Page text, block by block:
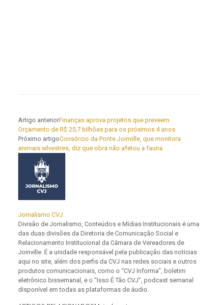
Artigo anteriorFinanças aprova projetos que preveem
Orçamento de R$ 25,7 bilhões para os próximos 4 anos
Próximo artigoConsórcio da Ponte Joinville, que monitora
animais silvestres, diz que obra não afetou a fauna
Jornalismo CVJ
Divisão de Jornalismo, Conteúdos e Mídias Institucionais é uma
das duas divisões da Diretoria de Comunicação Social e
Relacionamento Institucional da Câmara de Vereadores de
Joinville. É a unidade responsável pela publicação das notícias
aqui no site, além dos perfis da CVJ nas redes sociais e outros
produtos comunicacionais, como o “CVJ Informa”, boletim
eletrônico bissemanal, e o “Isso É Tão CVJ”, podcast semanal
disponível em todas as plataformas de áudio.